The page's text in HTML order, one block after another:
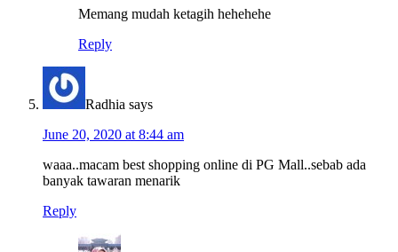
Memang mudah ketagih hehehehe
Reply
Radhia says
June 20, 2020 at 8:44 am
waaa..macam best shopping online di PG Mall..sebab ada
banyak tawaran menarik
Reply